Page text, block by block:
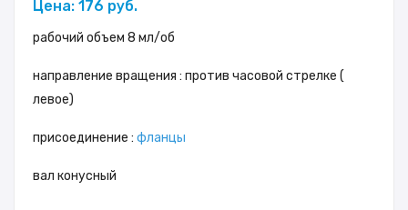
Цена: 176 руб.
рабочий объем 8 мл/об
направление вращения : против часовой стрелке (
левое)
присоединение : фланцы
вал конусный